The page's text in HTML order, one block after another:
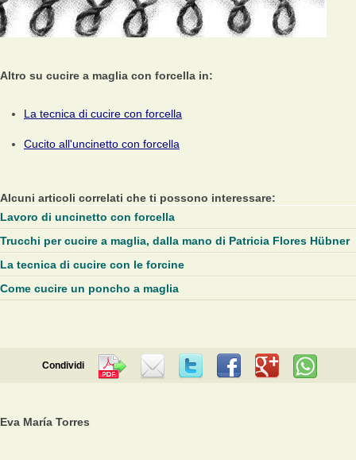
Altro su cucire a maglia con forcella in:
La tecnica di cucire con forcella
Cucito all'uncinetto con forcella
Alcuni articoli correlati che ti possono interessare:
Lavoro di uncinetto con forcella
Trucchi per cucire a maglia, dalla mano di Patricia Flores Hübner
La tecnica di cucire con le forcine
Come cucire un poncho a maglia
Condividi
Eva María Torres